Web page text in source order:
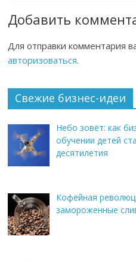
Добавить
Для отправки комментария
авторизоваться.
Свежие бизнес-идеи
Небо зовёт: как
обучении детей
десятилетия
Кофейная
замороженные